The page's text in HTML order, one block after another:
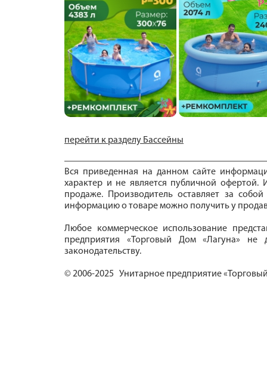
перейти к разделу Бассейны
Вся приведенная на данном сайте
характер и не является публичной офертой.
продаже. Производитель оставляет за
информацию о товаре можно получить у
Любое коммерческое использование
предприятия «Торговый Дом «Лагуна» не
законодательству.
© 2006-2025 Унитарное предприятие